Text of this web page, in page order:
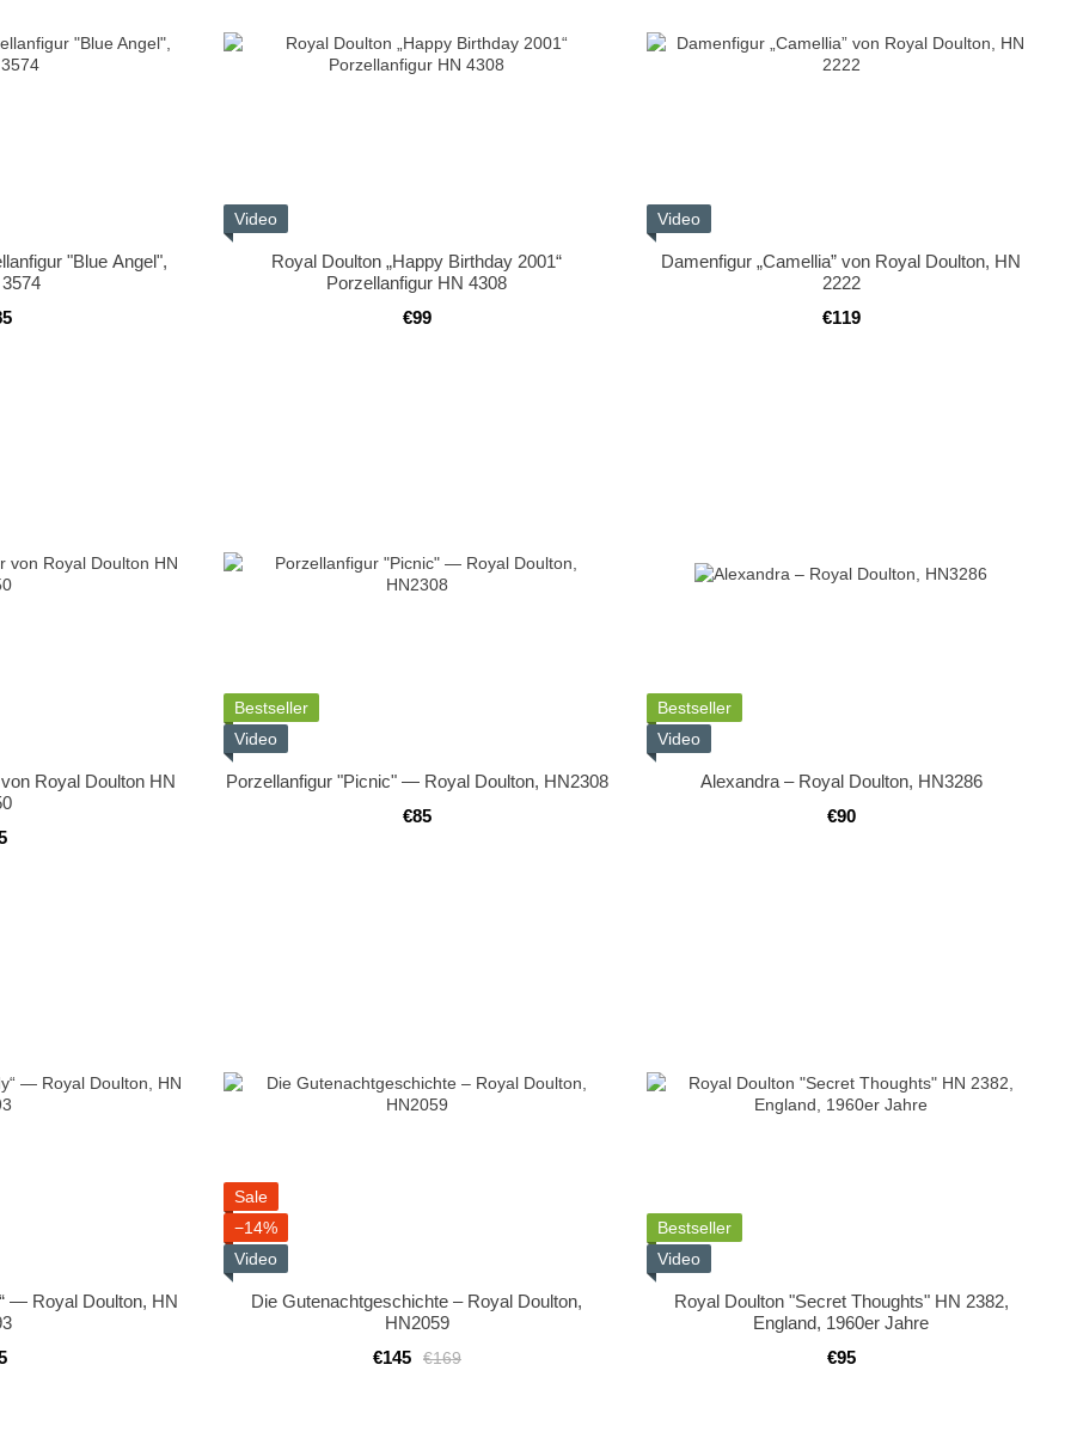
"Blue Angel",
Video
Royal Doulton „Happy Birthday 2001“
Porzellanfigur HN 4308
€99
Video
Damenfigur „Camellia” von Royal Doulton, HN
2222
€119
Royal Doulton HN
Bestseller
Video
Porzellanfigur "Picnic" — Royal Doulton, HN2308
€85
Bestseller
Video
Alexandra – Royal Doulton, HN3286
€90
— Royal Doulton, HN
Sale
−14%
Video
Die Gutenachtgeschichte – Royal Doulton,
HN2059
€169
€145
Bestseller
Video
Royal Doulton "Secret Thoughts" HN 2382,
England, 1960er Jahre
€95